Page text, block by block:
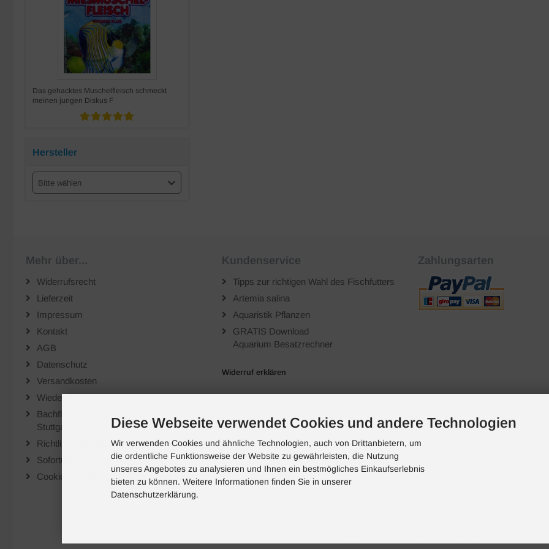
Das gehacktes Muschelfleisch schmeckt
meinen jungen Diskus F
Hersteller
Bitte wählen
Mehr über...
Widerrufsrecht
Lieferzeit
Impressum
Kontakt
AGB
Datenschutz
Versandkosten
Wiederverkäufer
Bachflohkrebse.de auf der "Animal" Messe
Stuttgart
Richtlinien für Bewertungen
Sofortüberweisung
Cookie Einstellungen
Kundenservice
Tipps zur richtigen Wahl des Fischfutters
Artemia salina
Aquaristik Pflanzen
GRATIS Download
Aquarium Besatzrechner
Widerruf erklären
Zahlungsarten
Diese Webseite verwendet Cookies und andere Technologien
Wir verwenden Cookies und ähnliche Technologien, auch von Drittanbietern, um
die ordentliche Funktionsweise der Website zu gewährleisten, die Nutzung
unseres Angebotes zu analysieren und Ihnen ein bestmögliches Einkaufserlebnis
bieten zu können. Weitere Informationen finden Sie in unserer
Datenschutzerklärung.